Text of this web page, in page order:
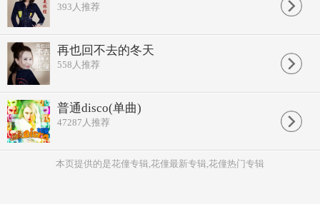
393 人推荐
再也回不去的冬天
558 人推荐
普通disco(单曲)
47287 人推荐
本页提供的是花僮专辑,花僮最新专辑,花僮热门专辑